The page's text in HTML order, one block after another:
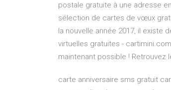
postale gratuite à une adresse
sélection de cartes de vœux
la nouvelle année 2017, il
virtuelles gratuites -
maintenant possible ! Retrouvez
carte anniversaire sms gratuit